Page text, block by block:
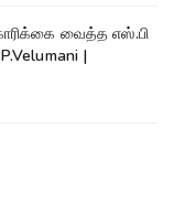
வைத்த எஸ்.பி